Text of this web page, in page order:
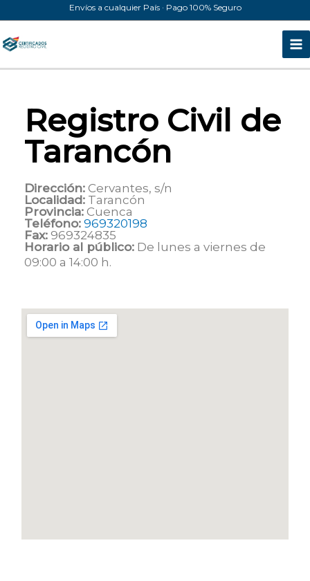
al
contenido
Envíos a cualquier País · Pago 100% Seguro
Registro Civil de
Tarancón
Dirección: Cervantes, s/n
Localidad: Tarancón
Provincia: Cuenca
Teléfono: 969320198
Fax: 969324835
Horario al público: De lunes a viernes de
09:00 a 14:00 h.